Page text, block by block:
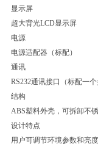
显示屏
超大背光LCD显示屏
电源
电源适配器（标配）
通讯
RS232通讯接口（标配一
结构
ABS塑料外壳，可拆卸不
设计特点
用户可调节环境参数和亮